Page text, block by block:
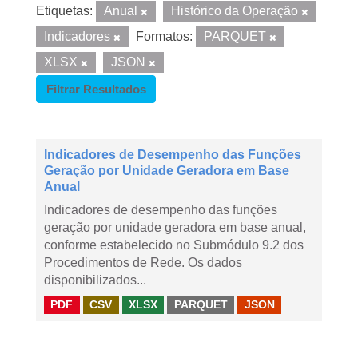
Etiquetas: Anual
Histórico da Operação
Indicadores
Formatos:
PARQUET
XLSX
JSON
Filtrar Resultados
Indicadores de Desempenho das Funções
Geração por Unidade Geradora em Base
Anual
Indicadores de desempenho das funções
geração por unidade geradora em base anual,
conforme estabelecido no Submódulo 9.2 dos
Procedimentos de Rede. Os dados
disponibilizados...
PDF CSV XLSX PARQUET JSON